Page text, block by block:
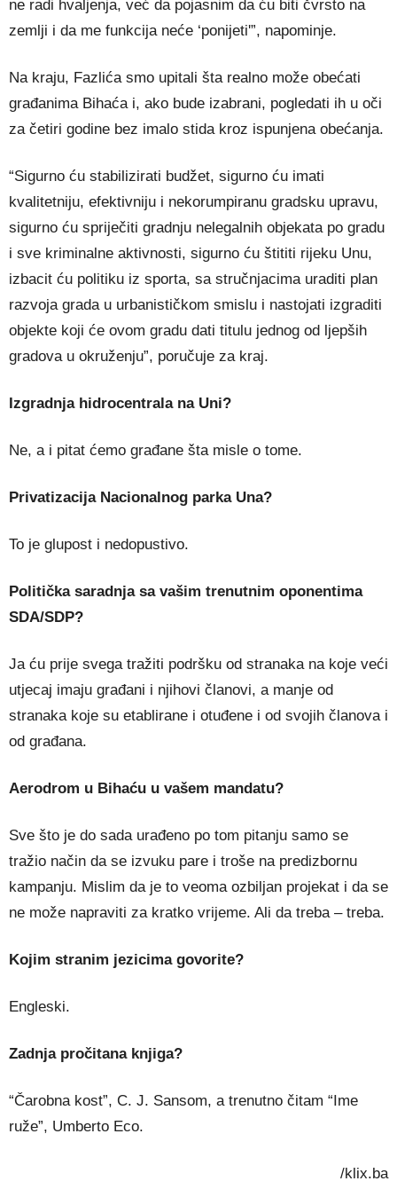
ne radi hvaljenja, već da pojasnim da ću biti čvrsto na
zemlji i da me funkcija neće ‘ponijeti'”, napominje.
Na kraju, Fazlića smo upitali šta realno može obećati
građanima Bihaća i, ako bude izabrani, pogledati ih u oči
za četiri godine bez imalo stida kroz ispunjena obećanja.
“Sigurno ću stabilizirati budžet, sigurno ću imati
kvalitetniju, efektivniju i nekorumpiranu gradsku upravu,
sigurno ću spriječiti gradnju nelegalnih objekata po gradu
i sve kriminalne aktivnosti, sigurno ću štititi rijeku Unu,
izbacit ću politiku iz sporta, sa stručnjacima uraditi plan
razvoja grada u urbanističkom smislu i nastojati izgraditi
objekte koji će ovom gradu dati titulu jednog od ljepših
gradova u okruženju”, poručuje za kraj.
Izgradnja hidrocentrala na Uni?
Ne, a i pitat ćemo građane šta misle o tome.
Privatizacija Nacionalnog parka Una?
To je glupost i nedopustivo.
Politička saradnja sa vašim trenutnim oponentima
SDA/SDP?
Ja ću prije svega tražiti podršku od stranaka na koje veći
utjecaj imaju građani i njihovi članovi, a manje od
stranaka koje su etablirane i otuđene i od svojih članova i
od građana.
Aerodrom u Bihaću u vašem mandatu?
Sve što je do sada urađeno po tom pitanju samo se
tražio način da se izvuku pare i troše na predizbornu
kampanju. Mislim da je to veoma ozbiljan projekat i da se
ne može napraviti za kratko vrijeme. Ali da treba – treba.
Kojim stranim jezicima govorite?
Engleski.
Zadnja pročitana knjiga?
“Čarobna kost”, C. J. Sansom, a trenutno čitam “Ime
ruže”, Umberto Eco.
/klix.ba